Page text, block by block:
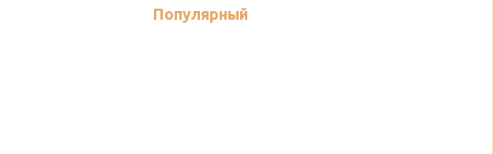
Популярный